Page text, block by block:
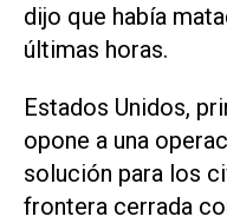
dijo que había
últimas horas.
Estados Unidos,
opone a una
solución para los
frontera cerrada